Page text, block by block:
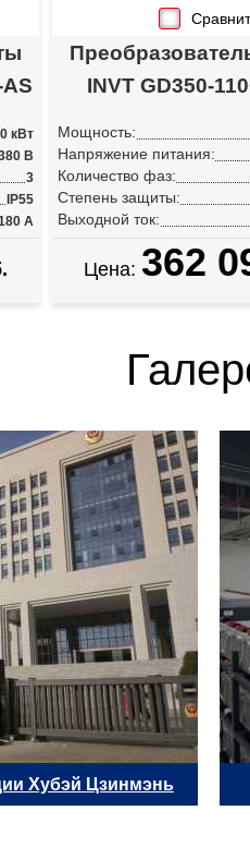
кВт
В
3
IP55
А
INVT GD350-
Мощность:
Напряжение питания:
Количество фаз:
Степень защиты:
Выходной ток:
Цена: 362
Хубэй Цзинмэнь